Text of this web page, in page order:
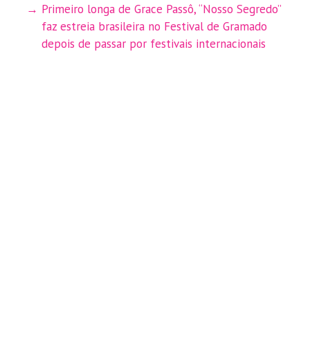
Primeiro longa de Grace Passô, “Nosso Segredo”
faz estreia brasileira no Festival de Gramado
depois de passar por festivais internacionais